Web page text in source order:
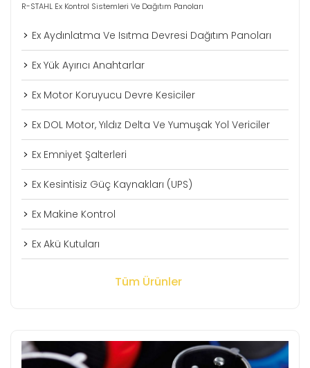
R-STAHL Ex Kontrol Sistemleri Ve Dağıtım Panoları
Ex Aydınlatma Ve Isıtma Devresi Dağıtım Panoları
Ex Yük Ayırıcı Anahtarlar
Ex Motor Koruyucu Devre Kesiciler
Ex DOL Motor, Yıldız Delta Ve Yumuşak Yol Vericiler
Ex Emniyet Şalterleri
Ex Kesintisiz Güç Kaynakları (UPS)
Ex Makine Kontrol
Ex Akü Kutuları
Tüm Ürünler